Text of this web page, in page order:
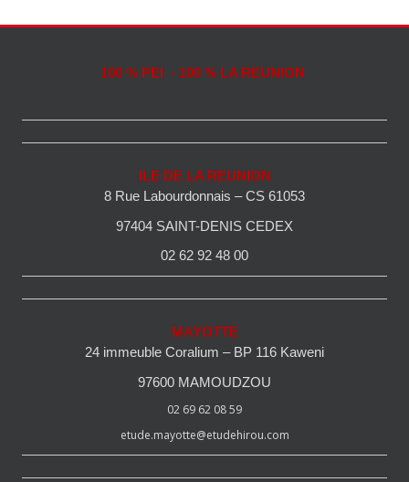
100 % PEI - 100 % LA REUNION
ILE DE LA REUNION
8 Rue Labourdonnais – CS 61053
97404 SAINT-DENIS CEDEX
02 62 92 48 00
MAYOTTE
24 immeuble Coralium – BP 116 Kaweni
97600 MAMOUDZOU
02 69 62 08 59
etude.mayotte@etudehirou.com